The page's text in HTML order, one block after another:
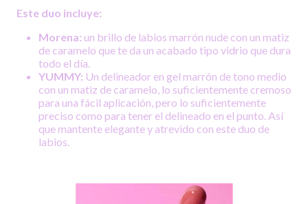
Este duo incluye:
Morena: un brillo de labios marrón nude con un matiz
de caramelo que te da un acabado tipo vidrio que dura
todo el día.
YUMMY: Un delineador en gel marrón de tono medio
con un matiz de caramelo, lo suficientemente cremoso
para una fácil aplicación, pero lo suficientemente
preciso como para tener el delineado en el punto. Así
que mantente elegante y atrevido con este duo de
labios.